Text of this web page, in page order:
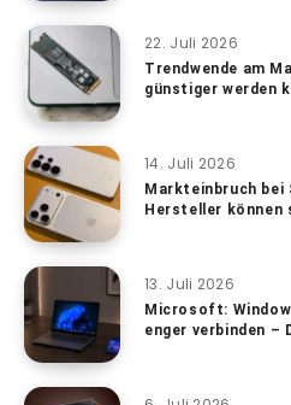
22. Juli 2026
Trendwende am
günstiger werden
14. Juli 2026
Markteinbruch bei
Hersteller können
13. Juli 2026
Microsoft:
enger verbinden –